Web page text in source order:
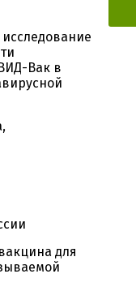
Вак в
для